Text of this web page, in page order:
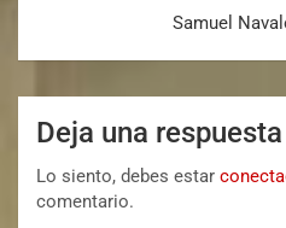
Samuel
Deja una respuesta
Lo siento, debes estar
comentario.